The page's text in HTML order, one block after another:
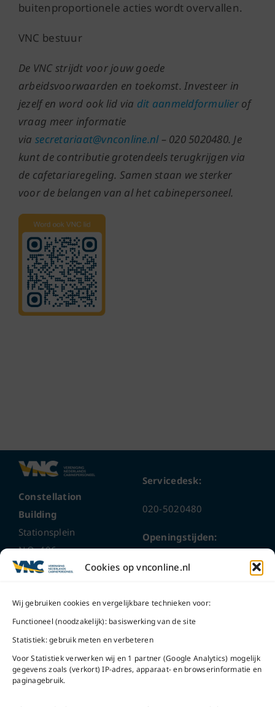
Cookies op vnconline.nl
Wij gebruiken cookies en vergelijkbare technieken voor:
Functioneel (noodzakelijk): basiswerking van de site
Statistiek: gebruik meten en verbeteren
Voor Statistiek verwerken wij en 1 partner (Google Analytics) mogelijk
gegevens zoals (verkort) IP-adres, apparaat- en browserinformatie en
paginagebruik.
buitenproportionele acties wordt overvallen.
VNC bestuur
De VNC strijdt voor jouw goede
arbeidsvoorwaarden en toekomst. Investeer in
jezelf en word ook lid via dit aanmeldformulierof
vraag meer informatie
viasecretariaat@vnconline.nl– 020 5020480. Je
kunt de contributie grotendeels terugkrijgen via
de cafetariaregeling. Samen staan we sterker
voor de belangen van al het cabinepersoneel.
Constellation
Building
Stationsplein
N.O. 406
1117 CL
Bel ons
Mail ons
Servicedesk:
020-5020480
Openingstijden:
ma t/m do
Na openingstijden
bereikbaar via
5020480